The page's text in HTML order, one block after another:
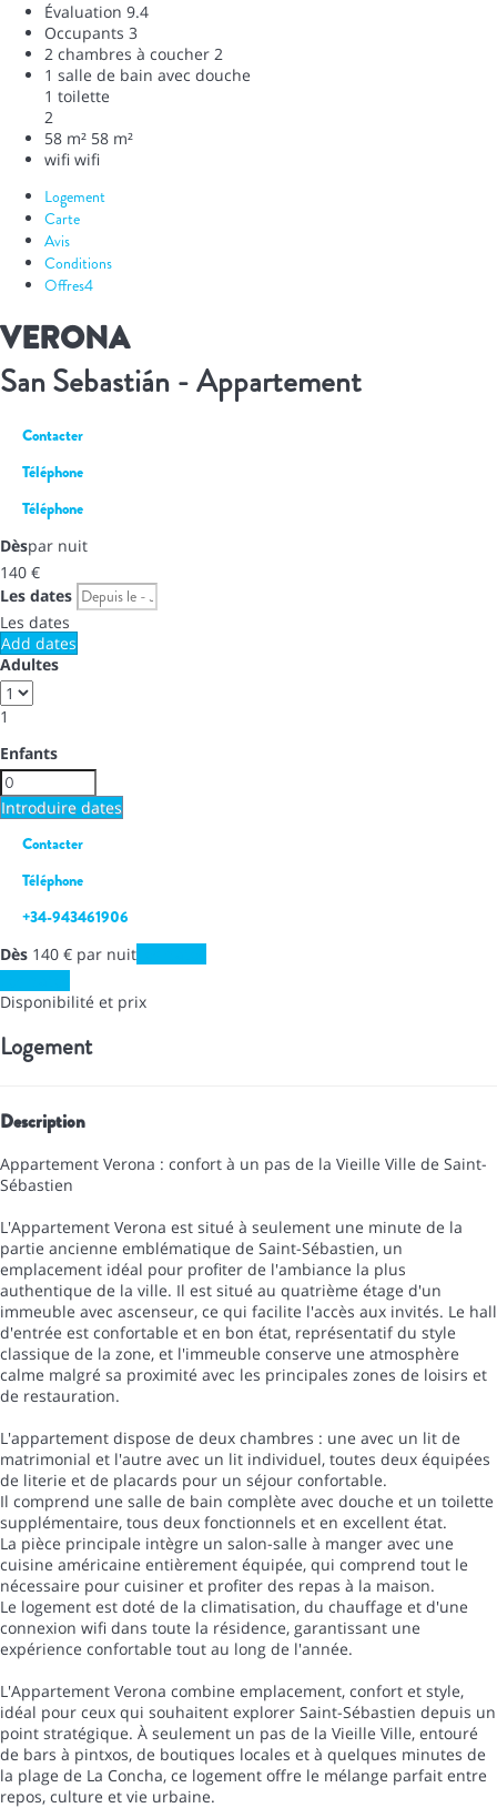
Évaluation 9.4
Occupants 3
2 chambres à coucher 2
1 salle de bain avec douche
1 toilette
2
58 m² 58 m²
wifi wifi
Logement
Carte
Avis
Conditions
Offres4
VERONA
San Sebastián -Appartement
Contacter
Téléphone
Téléphone
Dèspar nuit
140 €
Les dates
Les dates
Add dates
Adultes
1
Enfants
Introduire dates
Contacter
Téléphone
+34-943461906
Dès 140 € par nuit
Disponibilité et prix
Logement
Description
Appartement Verona : confort à un pas de la Vieille Ville de Saint-
Sébastien
L'Appartement Verona est situé à seulement une minute de la
partie ancienne emblématique de Saint-Sébastien, un
emplacement idéal pour profiter de l'ambiance la plus
authentique de la ville. Il est situé au quatrième étage d'un
immeuble avec ascenseur, ce qui facilite l'accès aux invités. Le hall
d'entrée est confortable et en bon état, représentatif du style
classique de la zone, et l'immeuble conserve une atmosphère
calme malgré sa proximité avec les principales zones de loisirs et
de restauration.
L'appartement dispose de deux chambres : une avec un lit de
matrimonial et l'autre avec un lit individuel, toutes deux équipées
de literie et de placards pour un séjour confortable.
Il comprend une salle de bain complète avec douche et un toilette
supplémentaire, tous deux fonctionnels et en excellent état.
La pièce principale intègre un salon-salle à manger avec une
cuisine américaine entièrement équipée, qui comprend tout le
nécessaire pour cuisiner et profiter des repas à la maison.
Le logement est doté de la climatisation, du chauffage et d'une
connexion wifi dans toute la résidence, garantissant une
expérience confortable tout au long de l'année.
L'Appartement Verona combine emplacement, confort et style,
idéal pour ceux qui souhaitent explorer Saint-Sébastien depuis un
point stratégique. À seulement un pas de la Vieille Ville, entouré
de bars à pintxos, de boutiques locales et à quelques minutes de
la plage de La Concha, ce logement offre le mélange parfait entre
repos, culture et vie urbaine.